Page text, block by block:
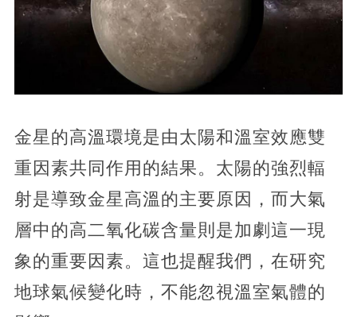
金星的高溫環境是由太陽和溫室效應雙
重因素共同作用的結果。太陽的強烈輻
射是導致金星高溫的主要原因，而大氣
層中的高二氧化碳含量則是加劇這一現
象的重要因素。這也提醒我們，在研究
地球氣候變化時，不能忽視溫室氣體的